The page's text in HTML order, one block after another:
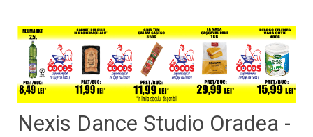
Nexis Dance Studio Oradea -